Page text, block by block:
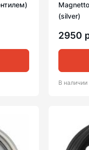
(silver)
2950
В наличии